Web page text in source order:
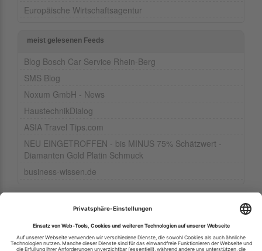
Europäische Wirtschaftsagentur
meist gelesenen Feeds
Blog Bosch Car Service Rhein-Berg
SMS Blog
Noxum GmbH - News
HaustechnikDialog
ASIA Travel Tips.com
NEU EINGETROFFEN - bis MINUS 75% Schätzwert -
Diamanten Gold Platin Schmuck
business-wissen.de